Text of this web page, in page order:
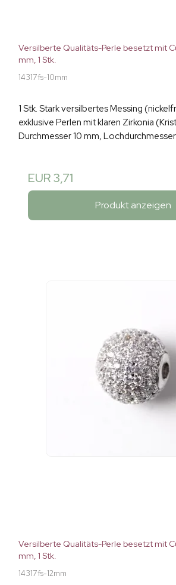
Versilberte Qualitäts-Perle besetzt mit
mm, 1 Stk.
14317fs-10mm
1 Stk. Stark versilbertes Messing
exklusive Perlen mit klaren Zirkonia
Durchmesser 10 mm,
EUR 3,71
Produkt anzeigen
Versilberte Qualitäts-Perle besetzt mit
mm, 1 Stk.
14317fs-12mm